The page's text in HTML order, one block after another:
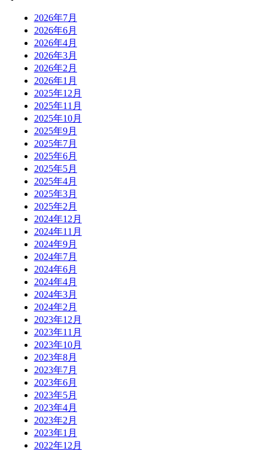
2026年7月
2026年6月
2026年4月
2026年3月
2026年2月
2026年1月
2025年12月
2025年11月
2025年10月
2025年9月
2025年7月
2025年6月
2025年5月
2025年4月
2025年3月
2025年2月
2024年12月
2024年11月
2024年9月
2024年7月
2024年6月
2024年4月
2024年3月
2024年2月
2023年12月
2023年11月
2023年10月
2023年8月
2023年7月
2023年6月
2023年5月
2023年4月
2023年2月
2023年1月
2022年12月